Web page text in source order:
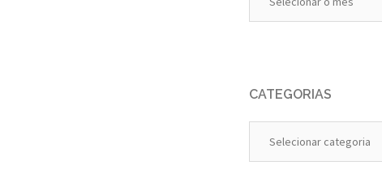
Anteriores
CATEGORIAS